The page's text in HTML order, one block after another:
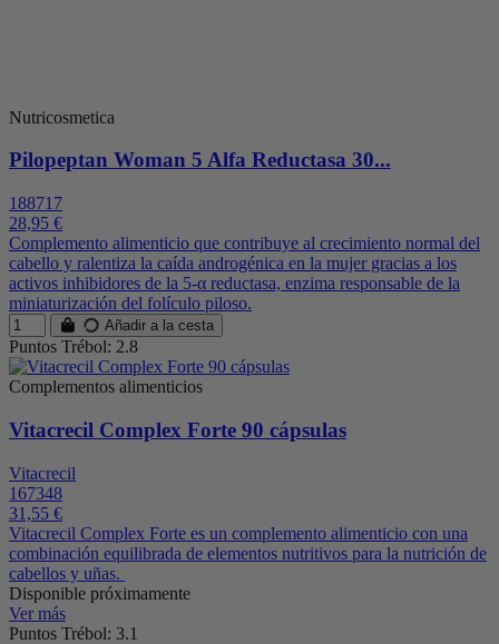
Nutricosmetica
Pilopeptan Woman 5 Alfa Reductasa 30...
188717
28,95 €
Complemento alimenticio que contribuye al crecimiento normal del
cabello y ralentiza la caída androgénica en la mujer gracias a los
activos inhibidores de la 5-α reductasa, enzima responsable de la
miniaturización del folículo piloso.
Añadir a la cesta
Puntos Trébol: 2.8
Complementos alimenticios
Vitacrecil Complex Forte 90 cápsulas
Vitacrecil
167348
31,55 €
Vitacrecil Complex Forte es un complemento alimenticio con una
combinación equilibrada de elementos nutritivos para la nutrición de
cabellos y uñas.
Disponible próximamente
Ver más
Puntos Trébol: 3.1